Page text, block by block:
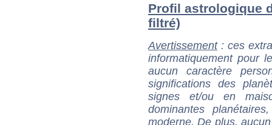
Profil astrologique
filtré)
Avertissement: ces
informatiquement pour
aucun caractère
significations des
signes et/ou en
dominantes
moderne. De plus,